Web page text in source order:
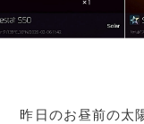
昨日のお昼前の太